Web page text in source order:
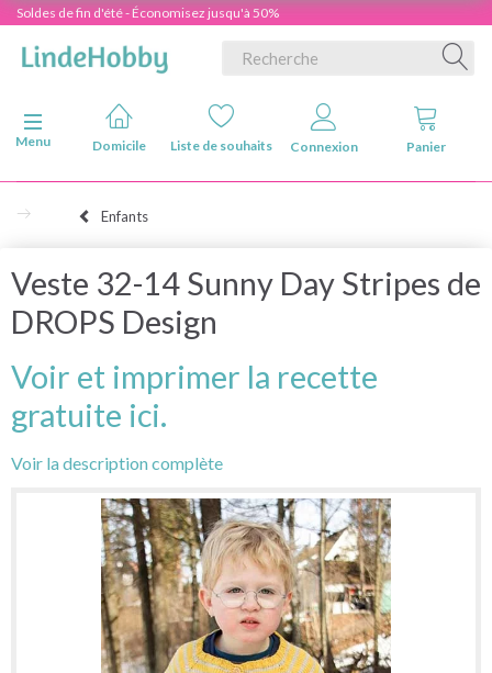
Soldes de fin d'été - Économisez jusqu'à 50%
Basculer la navigation
Menu
Domicile Liste de souhaits Connexion Panier
Enfants
Veste 32-14 Sunny Day Stripes de
DROPS Design
Voir et imprimer la recette
gratuite ici.
Voir la description complète